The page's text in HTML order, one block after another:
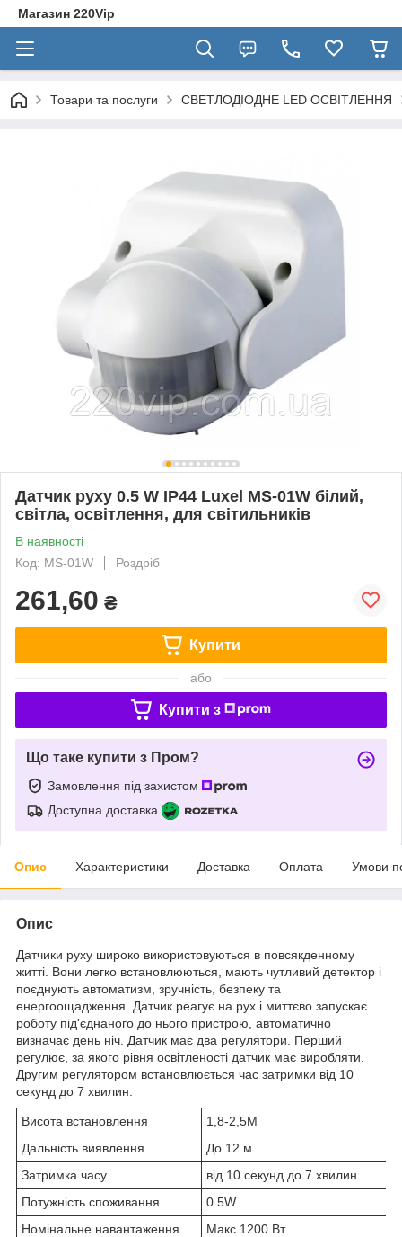
Магазин 220Vip
Товари та послуги СВЕТЛОДІОДНЕ LED ОСВІТЛЕННЯ
Датчик руху 0.5 W IP44 Luxel MS-01W білий,
світла, освітлення, для світильників
В наявності
Код: MS-01W
Роздріб
261,60 ₴
Купити
або
Купити з
Що таке купити з Пром?
Замовлення під захистом
Доступна доставка
Опис Характеристики Доставка Оплата Умови
Опис
Датчики руху широко використовуються в повсякденному
житті. Вони легко встановлюються, мають чутливий детектор і
поєднують автоматизм, зручність, безпеку та
енергоощадження. Датчик реагує на рух і миттєво запускає
роботу під'єднаного до нього пристрою, автоматично
визначає день ніч. Датчик має два регулятори. Перший
регулює, за якого рівня освітленості датчик має виробляти.
Другим регулятором встановлюється час затримки від 10
секунд до 7 хвилин.
Висота встановлення
1,8-2,5М
Дальність виявлення
До 12 м
Затримка часу
від 10 секунд до 7 хвилин
Потужність споживання
0.5W
Номінальне навантаження
Макс 1200 Вт